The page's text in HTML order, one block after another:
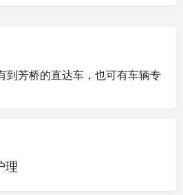
到芳桥的直达车，也可有车辆专
理